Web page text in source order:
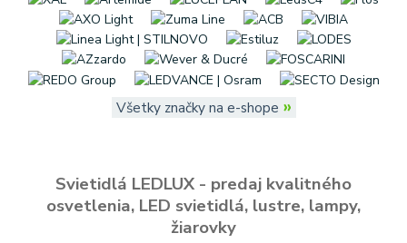
Všetky značky na e-shope »
Svietidlá LEDLUX - predaj kvalitného
osvetlenia, LED svietidlá, lustre, lampy,
žiarovky